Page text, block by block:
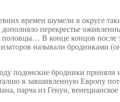
времен шумели в округе
перекрестье
В конце концов после
называли
подонские бродники
в завшивленную Европу
парча из Генуи,